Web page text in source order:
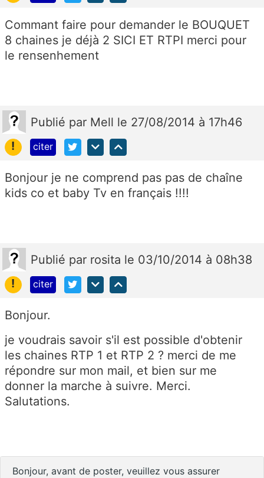
Commant faire pour demander le BOUQUET
8 chaines je déjà 2 SICI ET RTPI merci pour
le rensenhement
Publié par Mell le 27/08/2014 à 17h46
!
citer
Bonjour je ne comprend pas pas de chaîne
kids co et baby Tv en français !!!!
Publié par rosita le 03/10/2014 à 08h38
!
citer
Bonjour.
je voudrais savoir s'il est possible d'obtenir
les chaines RTP 1 et RTP 2 ? merci de me
répondre sur mon mail, et bien sur me
donner la marche à suivre. Merci.
Salutations.
Bonjour, avant de poster, veuillez vous assurer